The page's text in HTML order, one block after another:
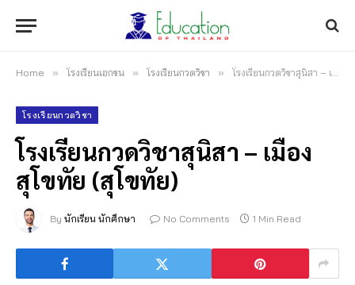
Home » โรงเรียนเอกชน » โรงเรียนกวดวิชา » โรงเรียนกวดวิชาสุนิสา – เมืองสุโขทัย (สุโขทัย)
โรงเรียนกวดวิชา
โรงเรียนกวดวิชาสุนิสา – เมือง
สุโขทัย (สุโขทัย)
By นักเรียน นักศึกษา No Comments 1 Min Read